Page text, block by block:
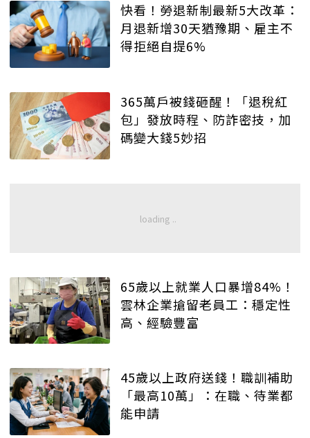
快看！勞退新制最新5大改革：
月退新增30天猶豫期、雇主不
得拒絕自提6%
365萬戶被錢砸醒！「退稅紅
包」發放時程、防詐密技，加
碼變大錢5妙招
65歲以上就業人口暴增84%！
雲林企業搶留老員工：穩定性
高、經驗豐富
45歲以上政府送錢！職訓補助
「最高10萬」：在職、待業都
能申請